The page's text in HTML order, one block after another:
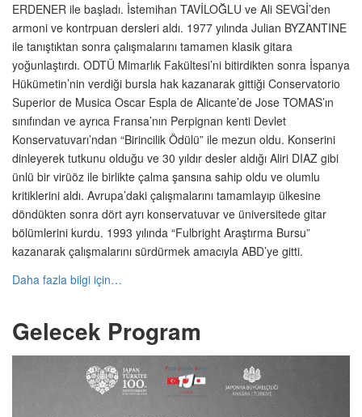
ERDENER ile başladı. İstemihan TAVİLOĞLU ve Ali SEVGİ’den
armoni ve kontrpuan dersleri aldı. 1977 yılında Julian BYZANTINE
ile tanıştıktan sonra çalışmalarını tamamen klasik gitara
yoğunlaştırdı. ODTÜ Mimarlık Fakültesi’ni bitirdikten sonra İspanya
Hükümetin’nin verdiği bursla hak kazanarak gittiği Conservatorio
Superior de Musica Oscar Espla de Alicante’de Jose TOMAS’ın
sınıfından ve ayrıca Fransa’nın Perpignan kenti Devlet
Konservatuvarı’ndan “Birincilik Ödülü” ile mezun oldu. Konserini
dinleyerek tutkunu olduğu ve 30 yıldır desler aldığı Aliri DIAZ gibi
ünlü bir virüöz ile birlikte çalma şansına sahip oldu ve olumlu
kritiklerini aldı. Avrupa’daki çalışmalarını tamamlayıp ülkesine
döndükten sonra dört ayrı konservatuvar ve üniversitede gitar
bölümlerini kurdu. 1993 yılında “Fulbright Araştırma Bursu”
kazanarak çalışmalarını sürdürmek amacıyla ABD’ye gitti.
Daha fazla bilgi için…
Gelecek Program